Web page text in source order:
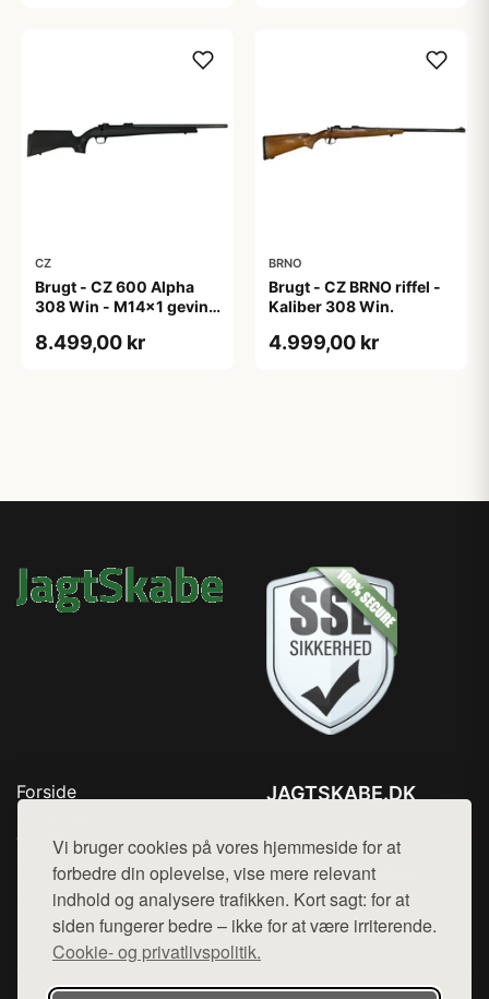
Vi bruger cookies på vores hjemmeside for at
forbedre din oplevelse, vise mere relevant
indhold og analysere trafikken. Kort sagt: for at
siden fungerer bedre – ikke for at være irriterende.
Cookie- og privatlivspolitik.
CZ
Brugt - CZ 600 Alpha
308 Win - M14x1 gevind
8.499,00 kr
BRNO
Brugt - CZ BRNO riffel -
Kaliber 308 Win.
4.999,00 kr
Forside
Top Rabatter
Blog
Kontakt
JAGTSKABE.DK
Mail: hej@want.dk
Cookie- og privatlivspolitik